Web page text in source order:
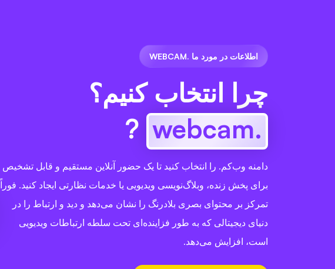
اطلاعات در مورد ما .WEBCAM
چرا انتخاب کنیم؟
.webcam
?
دامنه وب‌کم. را انتخاب کنید تا یک حضور آنلاین مستقیم و قابل تشخیص
برای پخش زنده، وبلاگ‌نویسی ویدیویی یا خدمات نظارتی ایجاد کنید. فوراً
تمرکز بر محتوای بصری بلادرنگ را نشان می‌دهد و دید و ارتباط را در
دنیای دیجیتالی که به طور فزاینده‌ای تحت سلطه ارتباطات ویدیویی
است، افزایش می‌دهد.